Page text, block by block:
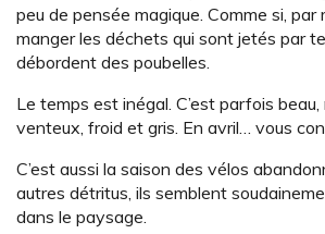
peu de pensée magique. Comme si, par
manger les déchets qui sont jetés par
débordent des poubelles.
Le temps est inégal. C’est parfois
venteux, froid et gris. En avril… vous
C’est aussi la saison des vélos
autres détritus, ils semblent
dans le paysage.